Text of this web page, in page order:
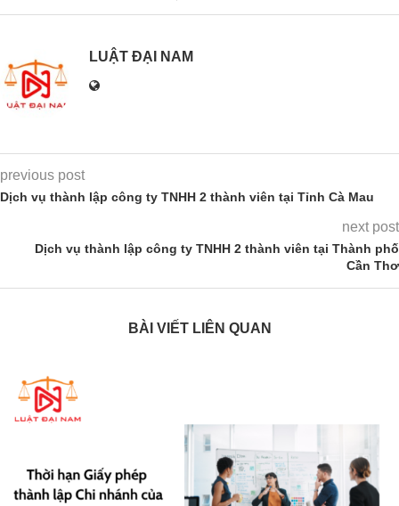
LUẬT ĐẠI NAM
previous post
Dịch vụ thành lập công ty TNHH 2 thành viên tại Tỉnh Cà Mau
next post
Dịch vụ thành lập công ty TNHH 2 thành viên tại Thành phố
Cần Thơ
BÀI VIẾT LIÊN QUAN